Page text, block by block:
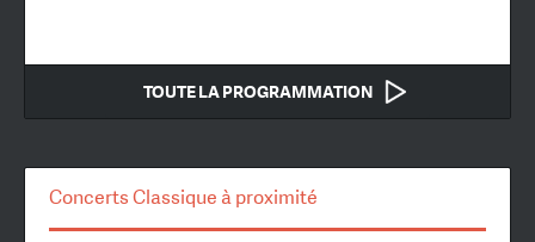
TOUTE LA PROGRAMMATION
Concerts Classique à proximité